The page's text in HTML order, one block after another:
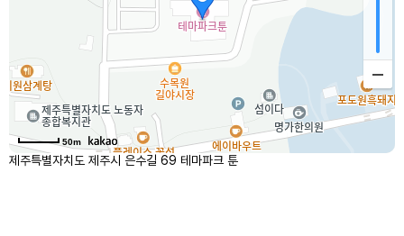
50m
제주특별자치도 제주시 은수길 69 테마파크 툰